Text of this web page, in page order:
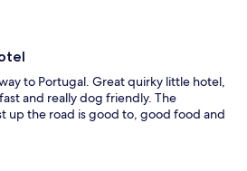
to Portugal. Great quirky little hotel,
and really dog friendly. The
up the road is good to, good food and